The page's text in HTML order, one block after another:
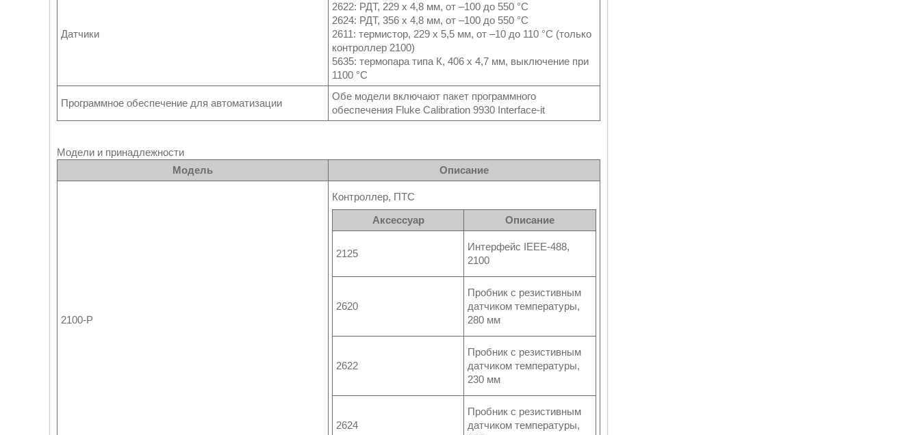
Датчики
2622: РДТ, 229 x 4,8 мм, от –100 до 550 °C
2624: РДТ, 356 x 4,8 мм, от –100 до 550 °C
2611: термистор, 229 х 5,5 мм, от –10 до 110 °C (только
контроллер 2100)
5635: термопара типа К, 406 х 4,7 мм, выключение при
1100 °C
Программное обеспечение для автоматизации
Обе модели включают пакет программного
обеспечения Fluke Calibration 9930 Interface-it
Модели и принадлежности
Модель
Описание
2100-P
Контроллер, ПТС
Аксессуар
Описание
2125
Интерфейс IEEE-488,
2100
2620
Пробник с резистивным
датчиком температуры,
280 мм
2622
Пробник с резистивным
датчиком температуры,
230 мм
2624
Пробник с резистивным
датчиком температуры,